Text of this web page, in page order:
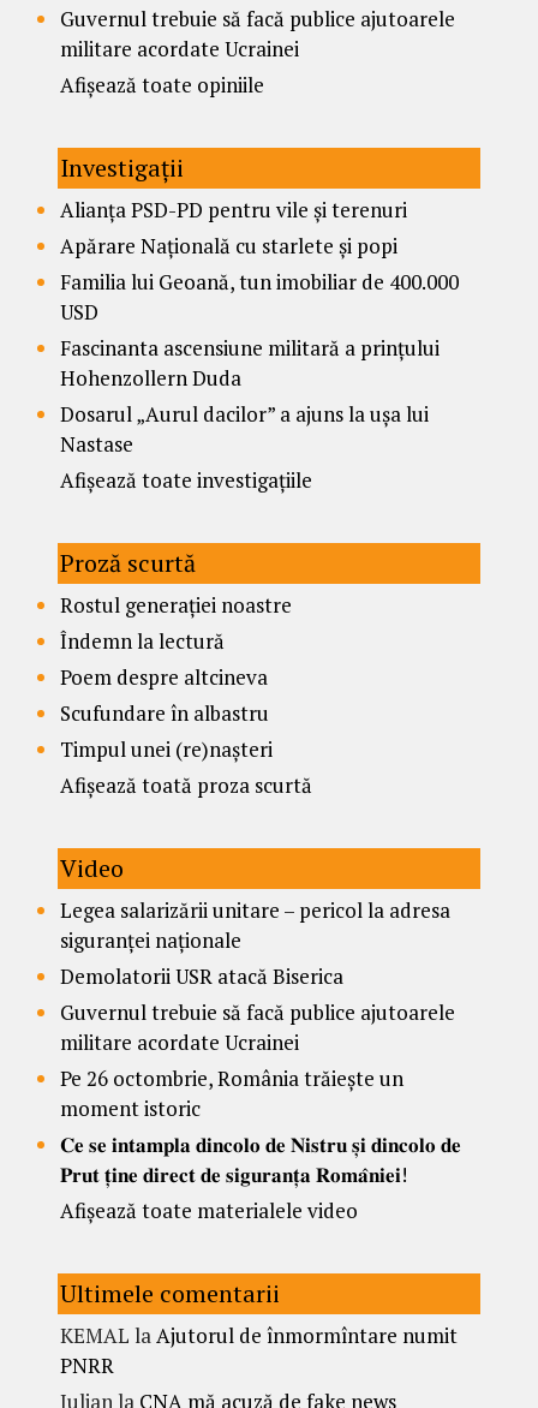
Guvernul trebuie să facă publice ajutoarele
militare acordate Ucrainei
Afișează toate opiniile
Investigații
Alianța PSD-PD pentru vile și terenuri
Apărare Națională cu starlete și popi
Familia lui Geoană, tun imobiliar de 400.000
USD
Fascinanta ascensiune militară a prințului
Hohenzollern Duda
Dosarul „Aurul dacilor” a ajuns la ușa lui
Nastase
Afișează toate investigațiile
Proză scurtă
Rostul generației noastre
Îndemn la lectură
Poem despre altcineva
Scufundare în albastru
Timpul unei (re)nașteri
Afișează toată proza scurtă
Video
Legea salarizării unitare – pericol la adresa
siguranței naționale
Demolatorii USR atacă Biserica
Guvernul trebuie să facă publice ajutoarele
militare acordate Ucrainei
Pe 26 octombrie, România trăiește un
moment istoric
𝐂𝐞 𝐬𝐞 𝐢𝐧𝐭𝐚𝐦𝐩𝐥𝐚 𝐝𝐢𝐧𝐜𝐨𝐥𝐨 𝐝𝐞 𝐍𝐢𝐬𝐭𝐫𝐮 𝐬̦𝐢 𝐝𝐢𝐧𝐜𝐨𝐥𝐨 𝐝𝐞
𝐏𝐫𝐮𝐭 𝐭̦𝐢𝐧𝐞 𝐝𝐢𝐫𝐞𝐜𝐭 𝐝𝐞 𝐬𝐢𝐠𝐮𝐫𝐚𝐧𝐭̦𝐚 𝐑𝐨𝐦𝐚̂𝐧𝐢𝐞𝐢!
Afișează toate materialele video
Ultimele comentarii
KEMAL laAjutorul de înmormîntare numit
PNRR
Iulian la CNA mă acuză de fake news